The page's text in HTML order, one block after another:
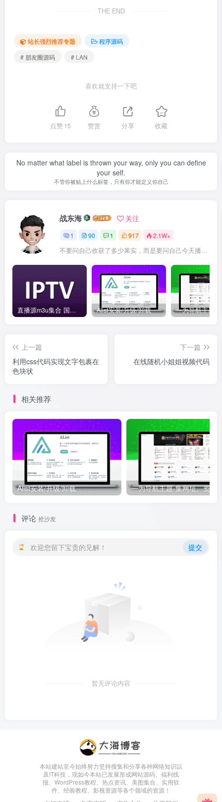
THE END
站长强烈推荐专题
程序源码
# 朋友圈源码
# LAN
喜欢就支持一下吧
点赞15 赞赏 分享 收藏
No matter what label is thrown your way, only you can define
your self.
不管你被贴上什么标签，只有你才能定义你自己
战东海 关注
1 90 1 917 2.1W+
不要问自己收获了多少果实，而是要问自己今天播种了多少种子
直播源m3u集合 国内外直播源-IPTV URL TVBOX Alist安装/升级/卸载
上一篇
利用css代码实现文字包裹在
色块状
下一篇
在线随机小姐姐视频代码
相关推荐
Alist安装/升级/卸载
评论 抢沙发
欢迎您留下宝贵的见解！ 提交
暂无评论内容
本站建站至今始终努力坚持搜集和分享各种网络知识以
及IT科技，现如今本站已发展形成网站源码、福利线
报、WordPress教程、热点资讯、美图集合、实用软
件、经验教程、影视资源等各个领域的资源！